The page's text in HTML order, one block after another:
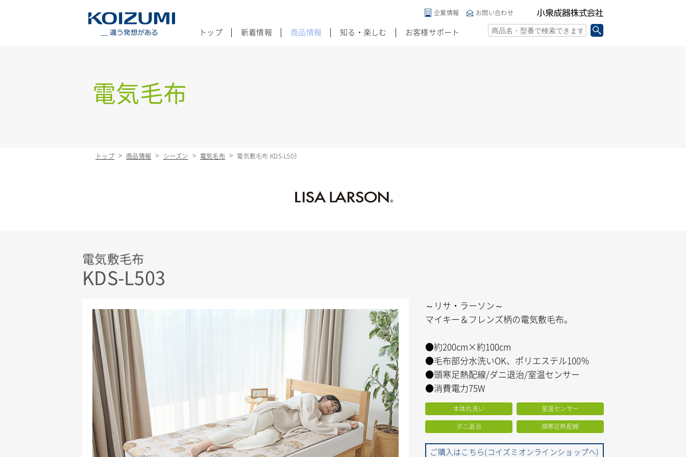
トップ 新着情報 商品情報 知る・楽しむ お客様サポート
企業情報 お問い合わせ
電気毛布
トップ 商品情報 シーズン 電気毛布 電気敷毛布 KDS-L503
電気敷毛布
KDS-L503
～リサ・ラーソン～
マイキー＆フレンズ柄の電気敷毛布。
●約200cm×約100cm
●毛布部分水洗いOK、ポリエステル100％
●頭寒足熱配線/ダニ退治/室温センサー
●消費電力75W
本体丸洗い 室温センサー
ダニ退治 頭寒足熱配線
ご購入はこちら(コイズミオンラインショップへ)